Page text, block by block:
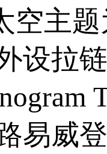
空主
设拉
易威